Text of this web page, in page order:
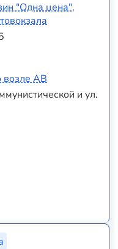
"Одна цена",
возле АВ
и ул.